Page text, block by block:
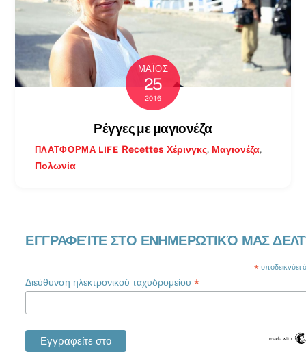
ΜΆΙΟΣ
25
2016
Ρέγγες με μαγιονέζα
ΠΛΑΤΦΌΡΜΑ LIFE Recettes Χέρινγκς, Μαγιονέζα,
Πολωνία
ΕΓΓΡΑΦΕΊΤΕ ΣΤΟ ΕΝΗΜΕΡΩΤΙΚΌ ΜΑΣ
* υποδεικνύει
Διεύθυνση ηλεκτρονικού ταχυδρομείου*